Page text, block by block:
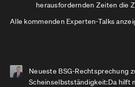
herausfordernden Zeiten die
Alle kommenden Experten-Talks
Neueste BSG-Rechtsprechung
Scheinselbstständigkeit:Da hilft